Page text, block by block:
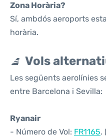
Zona Horària?
Sí, ambdós aeroports
horària.
Vols
Les següents aerolínies
entre Barcelona i Sevilla:
Ryanair
- Número de Vol: FR1165.